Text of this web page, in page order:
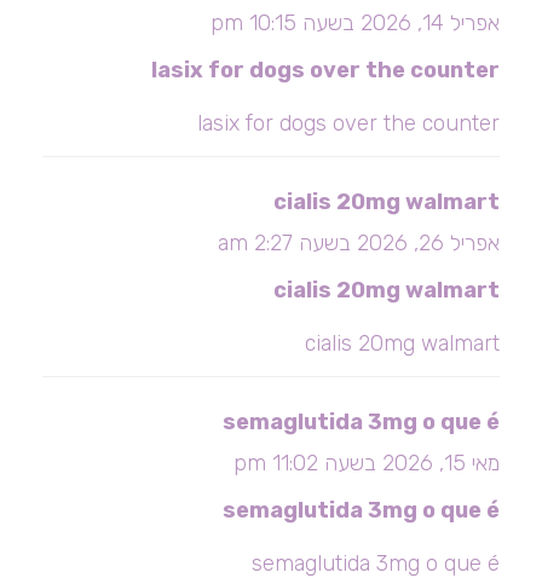
אפריל 14, 2026 בשעה 10:15 pm
lasix for dogs over the counter
lasix for dogs over the counter
cialis 20mg walmart
אפריל 26, 2026 בשעה 2:27 am
cialis 20mg walmart
cialis 20mg walmart
semaglutida 3mg o que é
מאי 15, 2026 בשעה 11:02 pm
semaglutida 3mg o que é
semaglutida 3mg o que é